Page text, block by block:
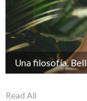
Una filosofía.
Read All